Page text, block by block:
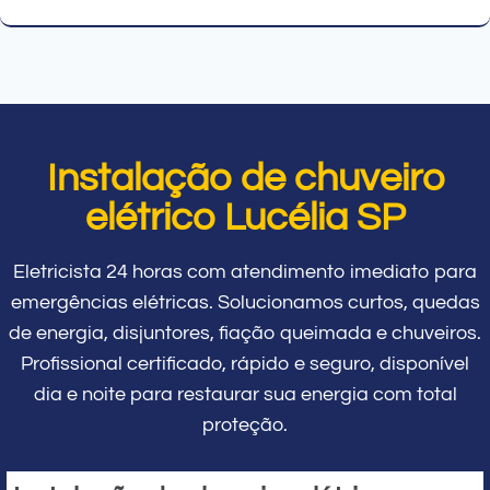
Instalação de chuveiro
elétrico Lucélia SP
Eletricista 24 horas com atendimento imediato para
emergências elétricas. Solucionamos curtos, quedas
de energia, disjuntores, fiação queimada e chuveiros.
Profissional certificado, rápido e seguro, disponível
dia e noite para restaurar sua energia com total
proteção.